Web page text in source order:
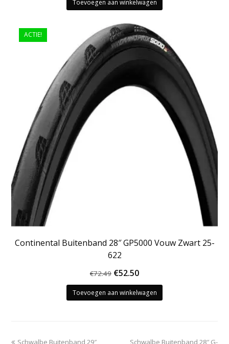
Toevoegen aan winkelwagen
ACTIE!
Continental Buitenband 28″ GP5000 Vouw Zwart 25-
622
€72.49 Oorspronkelijke
prijs
was:
€52.50Huidige
prijs
is:
Toevoegen aan winkelwagen
previous
next